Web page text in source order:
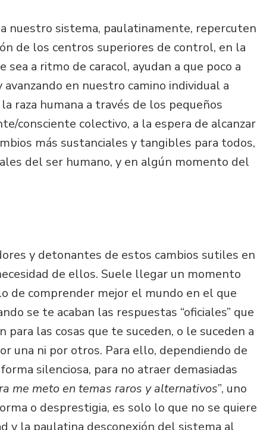
nuestro sistema, paulatinamente, repercuten
de los centros superiores de control, en la
a ritmo de caracol, ayudan a que poco a
avanzando en nuestro camino individual a
raza humana a través de los pequeños
consciente colectivo, a la espera de alcanzar
más sustanciales y tangibles para todos,
del ser humano, y en algún momento del
y detonantes de estos cambios sutiles en
de ellos. Suele llegar un momento
de comprender mejor el mundo en el que
se te acaban las respuestas “oficiales” que
las cosas que te suceden, o le suceden a
una ni por otros. Para ello, dependiendo de
silenciosa, para no atraer demasiadas
me meto en temas raros y alternativos”, uno
o desprestigia, es solo lo que no se quiere
y la paulatina desconexión del sistema al